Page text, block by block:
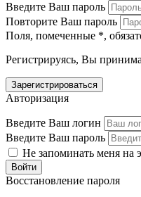
Введите Ваш пароль
Повторите Ваш пароль
Поля, помеченные *,
Регистрируясь, Вы
Авторизация
Введите Ваш логин
Введите Ваш пароль
Не запоминать меня на
Восстановление пароля